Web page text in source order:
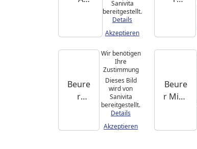
skisse
n mit
ktion
Sanivita
bereitgestellt.
Details
Akzeptieren
Nach
kaufs
Beure
r
TENS/
Wir benötigen
Ihre
Zustimmung
Dieses Bild
wird von
Sanivita
bereitgestellt.
Details
Akzeptieren
Beure
r Mini-
ät MG